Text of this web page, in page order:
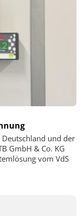
Deutschland und der
GmbH & Co. KG
vom VdS